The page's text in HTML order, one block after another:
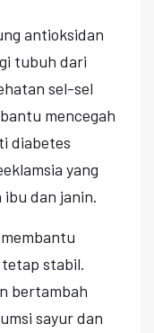
antioksidan
tubuh dari
sel-sel
mencegah
diabetes
yang
ibu dan janin.
stabil.
bertambah
sayur dan